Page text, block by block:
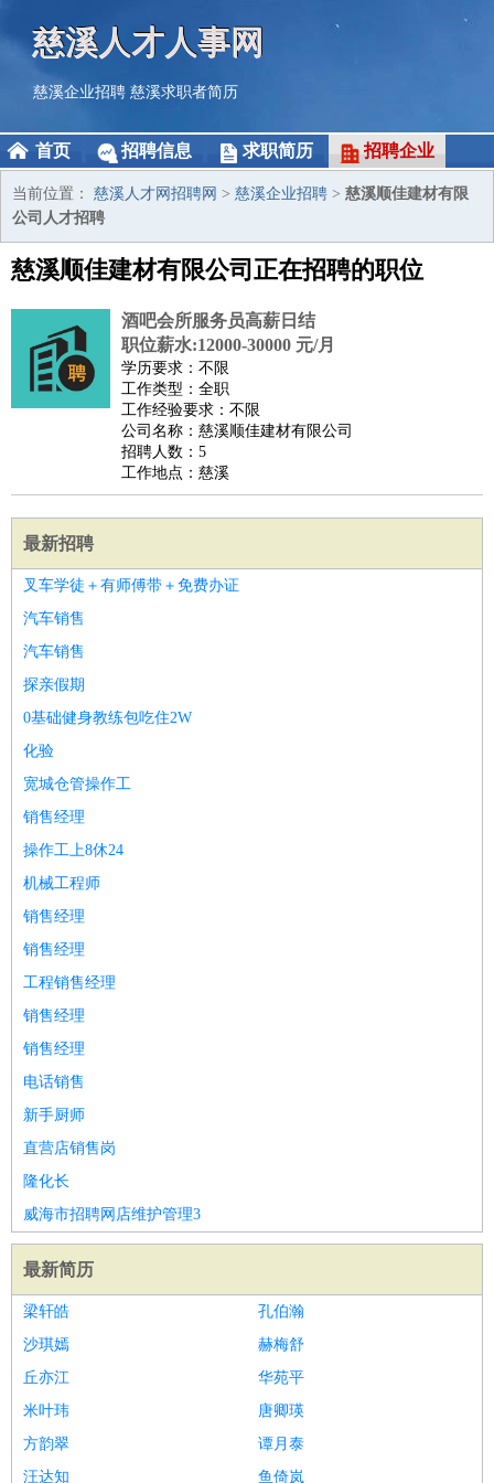
慈溪人才人事网
慈溪企业招聘 慈溪求职者简历
首页 招聘信息 求职简历 招聘企业
当前位置： 慈溪人才网招聘网 > 慈溪企业招聘 > 慈溪顺佳建材有限
公司人才招聘
慈溪顺佳建材有限公司正在招聘的职位
酒吧会所服务员高薪日结
职位薪水:12000-30000 元/月
学历要求：不限
工作类型：全职
工作经验要求：不限
公司名称：慈溪顺佳建材有限公司
招聘人数：5
工作地点：慈溪
最新招聘
叉车学徒＋有师傅带＋免费办证
汽车销售
汽车销售
探亲假期
0基础健身教练包吃住2W
化验
宽城仓管操作工
销售经理
操作工上8休24
机械工程师
销售经理
销售经理
工程销售经理
销售经理
销售经理
电话销售
新手厨师
直营店销售岗
隆化长
威海市招聘网店维护管理3
最新简历
梁轩皓
孔伯瀚
沙琪嫣
赫梅舒
丘亦江
华苑平
米叶玮
唐卿瑛
方韵翠
谭月泰
汪达知
鱼倚岚